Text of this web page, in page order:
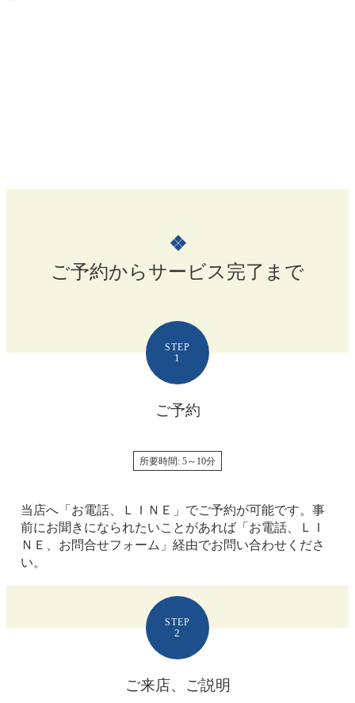
❖
ご予約からサービス完了まで
STEP
1
ご予約
所要時間: 5～10分
当店へ「お電話、ＬＩＮＥ」でご予約が可能です。事
前にお聞きになられたいことがあれば「お電話、ＬＩ
ＮＥ、お問合せフォーム」経由でお問い合わせくださ
い。
STEP
2
ご来店、ご説明